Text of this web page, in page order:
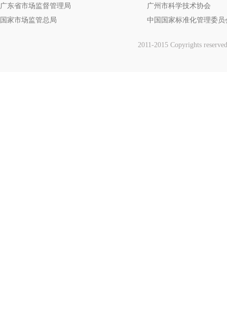
广东省市场监督管理局
广州市科学技术协会
国家市场监管总局
中国国家标准化管理委员
2011-2015 Copyrights